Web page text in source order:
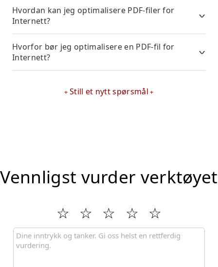
Hvordan kan jeg optimalisere PDF-filer for
Internett?
Hvorfor bør jeg optimalisere en PDF-fil for
Internett?
Still et nytt spørsmål
Vennligst vurder verktøyet